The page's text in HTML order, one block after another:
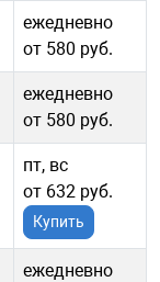
ежедневно
от 580 руб.
ежедневно
от 580 руб.
пт, вс
от 632 руб.
Купить
ежедневно